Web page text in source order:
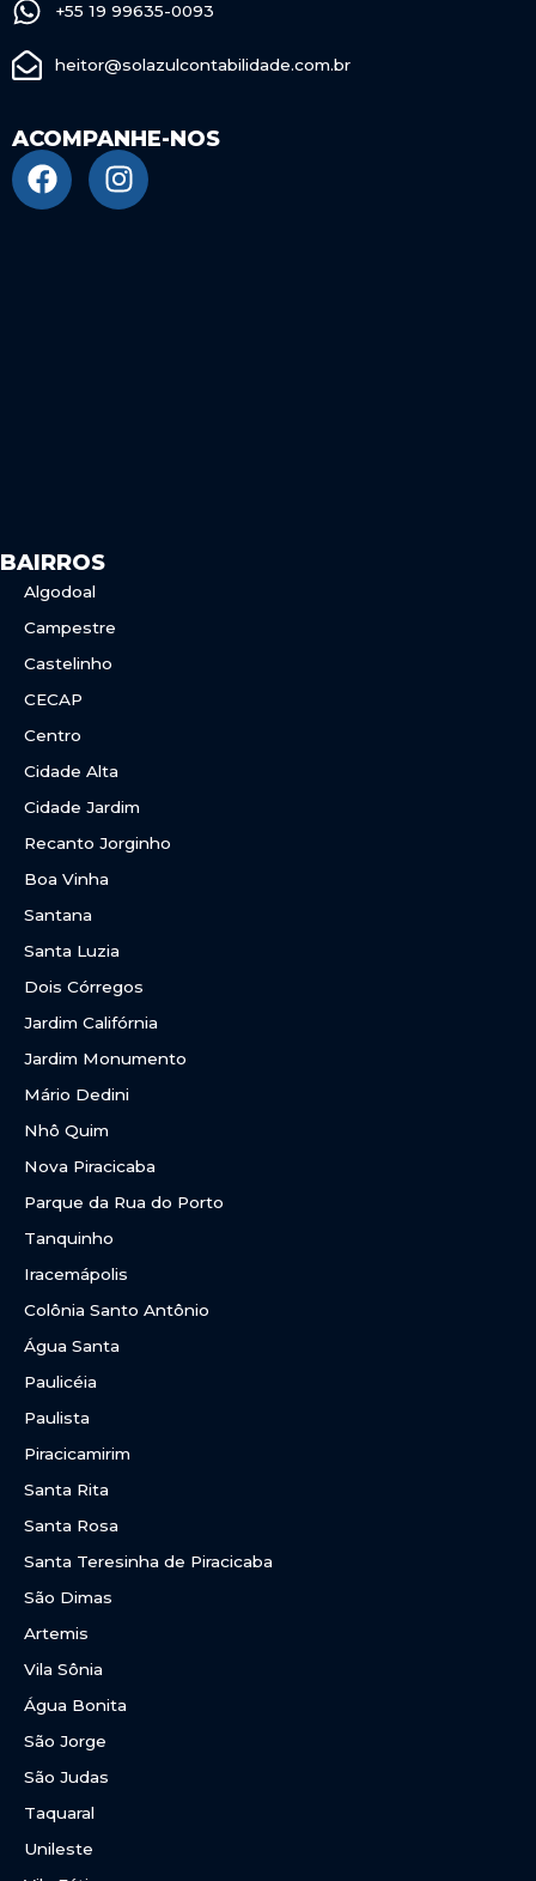
+55 19 99635-0093
heitor@solazulcontabilidade.com.br
ACOMPANHE-NOS
F
a
I
n
BAIRROS
Algodoal
Campestre
Castelinho
CECAP
Centro
Cidade Alta
Cidade Jardim
Recanto Jorginho
Boa Vinha
Santana
Santa Luzia
Dois Córregos
Jardim Califórnia
Jardim Monumento
Mário Dedini
Nhô Quim
Nova Piracicaba
Parque da Rua do Porto
Tanquinho
Iracemápolis
Colônia Santo Antônio
Água Santa
Paulicéia
Paulista
Piracicamirim
Santa Rita
Santa Rosa
Santa Teresinha de Piracicaba
São Dimas
Artemis
Vila Sônia
Água Bonita
São Jorge
São Judas
Taquaral
Unileste